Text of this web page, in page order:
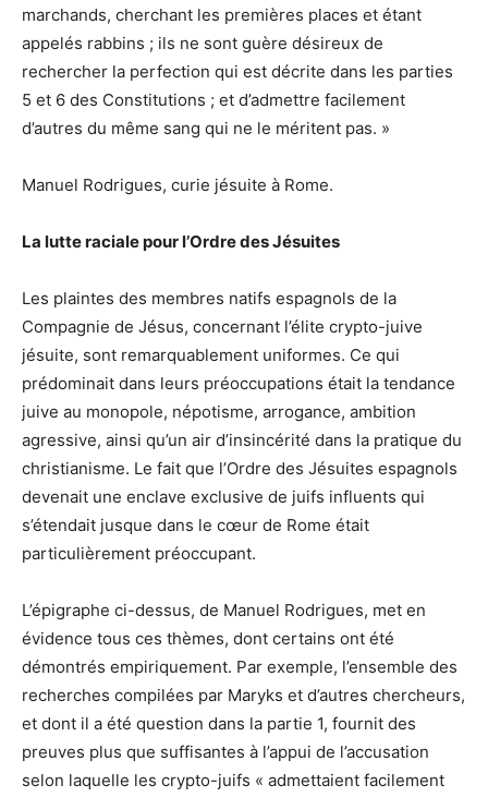
marchands, cherchant les premières places et étant
appelés rabbins ; ils ne sont guère désireux de
rechercher la perfection qui est décrite dans les parties
5 et 6 des Constitutions ; et d’admettre facilement
d’autres du même sang qui ne le méritent pas. »
Manuel Rodrigues, curie jésuite à Rome.
La lutte raciale pour l’Ordre des Jésuites
Les plaintes des membres natifs espagnols de la
Compagnie de Jésus, concernant l’élite crypto-juive
jésuite, sont remarquablement uniformes. Ce qui
prédominait dans leurs préoccupations était la tendance
juive au monopole, népotisme, arrogance, ambition
agressive, ainsi qu’un air d’insincérité dans la pratique du
christianisme. Le fait que l’Ordre des Jésuites espagnols
devenait une enclave exclusive de juifs influents qui
s’étendait jusque dans le cœur de Rome était
particulièrement préoccupant.
L’épigraphe ci-dessus, de Manuel Rodrigues, met en
évidence tous ces thèmes, dont certains ont été
démontrés empiriquement. Par exemple, l’ensemble des
recherches compilées par Maryks et d’autres chercheurs,
et dont il a été question dans la partie 1, fournit des
preuves plus que suffisantes à l’appui de l’accusation
selon laquelle les crypto-juifs « admettaient facilement